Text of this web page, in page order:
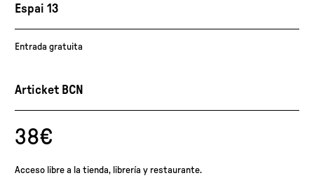
Espai 13
Entrada gratuita
Articket BCN
38€
Acceso libre a la tienda, librería y restaurante.